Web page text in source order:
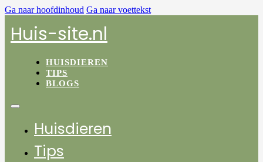
Ga naar hoofdinhoud Ga naar voettekst
Huis-site.nl
HUISDIEREN
TIPS
BLOGS
Huisdieren
Tips